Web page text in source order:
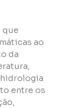
que
ao
da
hidrologia
entre os